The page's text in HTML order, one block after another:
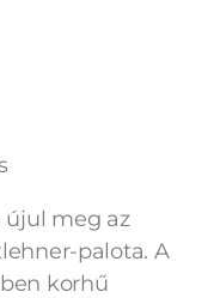
újul meg az
palota. A
korhű